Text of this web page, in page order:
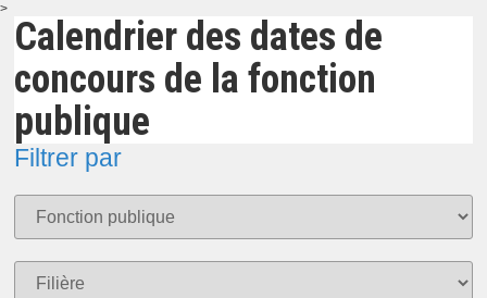
>
Calendrier des dates de
concours de la fonction
publique
Filtrer par